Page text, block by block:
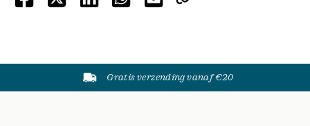
Gratis verzending vanaf €20